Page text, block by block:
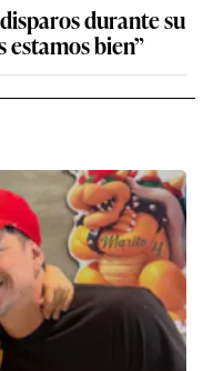
durante su
estamos bien”